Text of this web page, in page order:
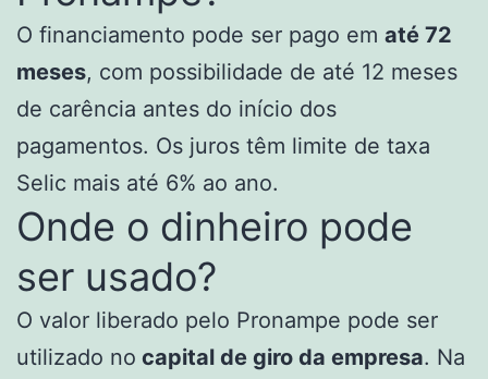
O financiamento pode ser pago em até 72
meses, com possibilidade de até 12 meses
de carência antes do início dos
pagamentos. Os juros têm limite de taxa
Selic mais até 6% ao ano.
Onde o dinheiro pode
ser usado?
O valor liberado pelo Pronampe pode ser
utilizado no capital de giro da empresa. Na